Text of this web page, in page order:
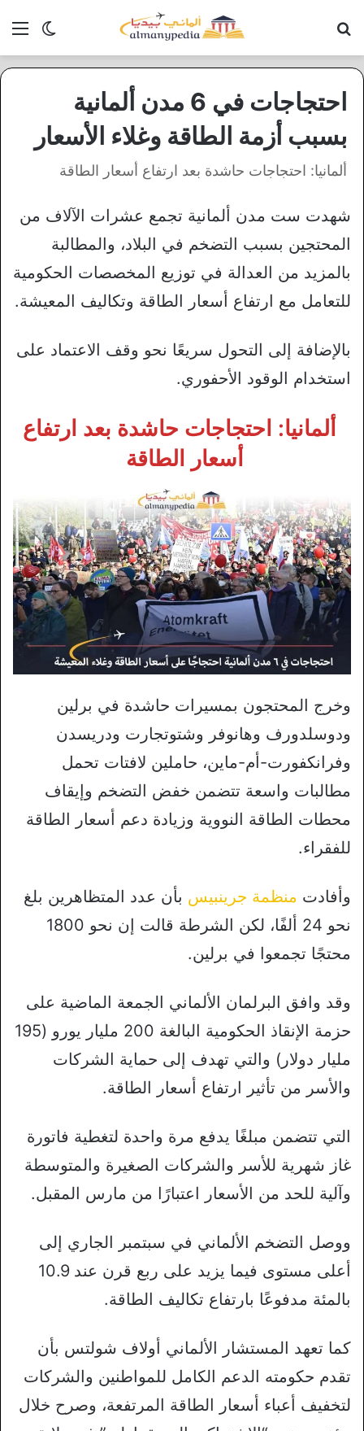
الوضع
احتجاجات في 6 مدن ألمانية
بسبب أزمة الطاقة وغلاء الأسعار
ألمانيا: احتجاجات حاشدة بعد ارتفاع أسعار الطاقة
شهدت ست مدن ألمانية تجمع عشرات الآلاف من
المحتجين بسبب التضخم في البلاد، والمطالبة
بالمزيد من العدالة في توزيع المخصصات الحكومية
للتعامل مع ارتفاع أسعار الطاقة وتكاليف المعيشة.
بالإضافة إلى التحول سريعًا نحو وقف الاعتماد على
استخدام الوقود الأحفوري.
ألمانيا: احتجاجات حاشدة بعد ارتفاع
أسعار الطاقة
وخرج المحتجون بمسيرات حاشدة في برلين
ودوسلدورف وهانوفر وشتوتجارت ودريسدن
وفرانكفورت-أم-ماين، حاملين لافتات تحمل
مطالبات واسعة تتضمن خفض التضخم وإيقاف
محطات الطاقة النووية وزيادة دعم أسعار الطاقة
للفقراء.
وأفادت منظمة جرينبيس بأن عدد المتظاهرين بلغ
نحو 24 ألفًا، لكن الشرطة قالت إن نحو 1800
محتجًا تجمعوا في برلين.
وقد وافق البرلمان الألماني الجمعة الماضية على
حزمة الإنقاذ الحكومية البالغة 200 مليار يورو (195
مليار دولار) والتي تهدف إلى حماية الشركات
والأسر من تأثير ارتفاع أسعار الطاقة.
التي تتضمن مبلغًا يدفع مرة واحدة لتغطية فاتورة
غاز شهرية للأسر والشركات الصغيرة والمتوسطة
وآلية للحد من الأسعار اعتبارًا من مارس المقبل.
ووصل التضخم الألماني في سبتمبر الجاري إلى
أعلى مستوى فيما يزيد على ربع قرن عند 10.9
بالمئة مدفوعًا بارتفاع تكاليف الطاقة.
كما تعهد المستشار الألماني أولاف شولتس بأن
تقدم حكومته الدعم الكامل للمواطنين والشركات
لتخفيف أعباء أسعار الطاقة المرتفعة، وصرح خلال